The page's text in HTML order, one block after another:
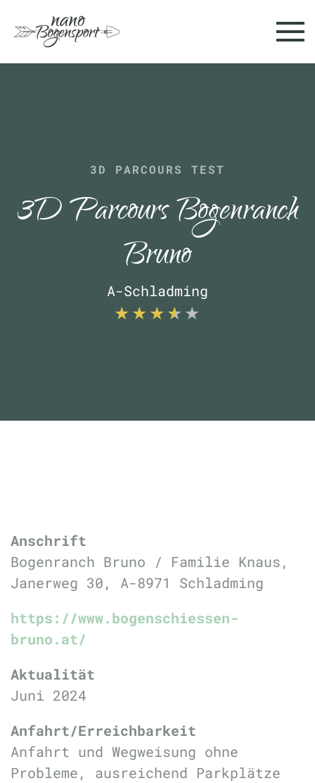
Skip to main content
3D PARCOURS TEST
3D Parcours Bogenranch
Bruno
A-Schladming
Anschrift
Bogenranch Bruno / Familie Knaus,
Janerweg 30, A-8971 Schladming
https://www.bogenschiessen-
bruno.at/
Aktualität
Juni 2024
Anfahrt/Erreichbarkeit
Anfahrt und Wegweisung ohne
Probleme, ausreichend Parkplätze